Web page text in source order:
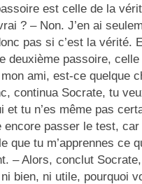
est celle de la
? – Non. J’en ai
pas si c’est la vérité.
deuxième passoire,
ami, est-ce quelque
continua Socrate, tu
et tu n’es même pas
encore passer le test,
que tu m’apprennes ce
– Alors, conclut
bien, ni utile, pourquoi